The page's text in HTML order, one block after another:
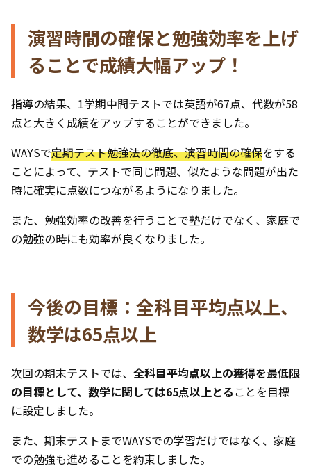
演習時間の確保と勉強効率を上げ
ることで成績大幅アップ！
指導の結果、1学期中間テストでは英語が67点、代数が58
点と大きく成績をアップすることができました。
WAYSで定期テスト勉強法の徹底、演習時間の確保をする
ことによって、テストで同じ問題、似たような問題が出た
時に確実に点数につながるようになりました。
また、勉強効率の改善を行うことで塾だけでなく、家庭で
の勉強の時にも効率が良くなりました。
今後の目標：全科目平均点以上、
数学は65点以上
次回の期末テストでは、 全科目平均点以上の獲得を最低限
の目標として、数学に関しては65点以上とることを目標
に設定しました。
また、期末テストまでWAYSでの学習だけではなく、家庭
での勉強も進めることを約束しました。